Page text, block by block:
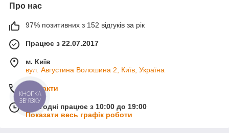
Про нас
97% позитивних з 152 відгуків за рік
Працює з 22.07.2017
м. Київ
вул. Августина Волошина 2, Київ, Україна
Контакти
Сьогодні працює з 10:00 до 19:00
Показати весь графік роботи
КНОПКА
ЗВ'ЯЗКУ